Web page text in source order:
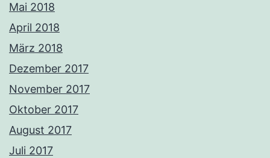
Mai 2018
April 2018
März 2018
Dezember 2017
November 2017
Oktober 2017
August 2017
Juli 2017